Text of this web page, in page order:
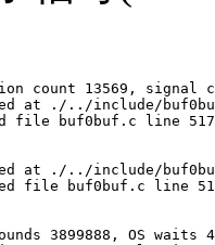
count 13569, signal
at ./../include/
file buf0buf.c line
at ./../include/
file buf0buf.c line
3899888, OS waits